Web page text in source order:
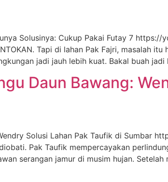
Solusinya: Cukup Pakai Futay 7
Tapi di lahan Pak Fajri, masalah
jadi jauh lebih kuat. Bakal buah
Daun Bawang:
Solusi Lahan Pak Taufik di Sumbar
Pak Taufik mempercayakan
serangan jamur di musim hujan.